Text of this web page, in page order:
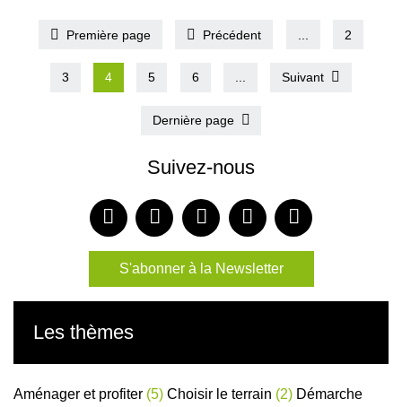
Première page Précédent 2
3 4 5 6 ... Suivant
Dernière page
Suivez-nous
S'abonner à la Newsletter
Les thèmes
Aménager et profiter (5) Choisir le terrain (2) Démarche